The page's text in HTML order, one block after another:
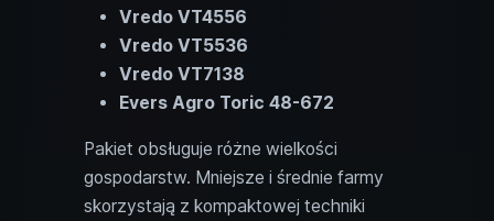
Vredo VT4556
Vredo VT5536
Vredo VT7138
Evers Agro Toric 48-672
Pakiet obsługuje różne wielkości
gospodarstw. Mniejsze i średnie farmy
skorzystają z kompaktowej techniki